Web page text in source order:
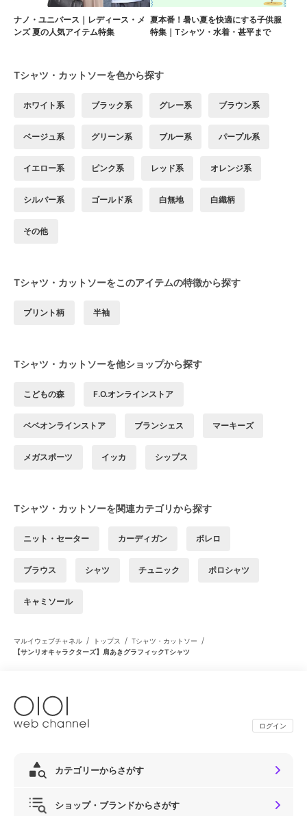
ナノ・ユニバース｜レディース・メ
ンズ 夏の人気アイテム特集
夏本番！暑い夏を快適にする子供服
特集｜Tシャツ・水着・甚平まで
Tシャツ・カットソーを色から探す
ホワイト系 ブラック系 グレー系 ブラウン系
ベージュ系 グリーン系 ブルー系 パープル系
イエロー系 ピンク系 レッド系 オレンジ系
シルバー系 ゴールド系 白無地 白織柄
その他
Tシャツ・カットソーをこのアイテムの特徴から探す
プリント柄 半袖
Tシャツ・カットソーを他ショップから探す
こどもの森 F.O.オンラインストア
ベベオンラインストア ブランシェス マーキーズ
メガスポーツ イッカ シップス
Tシャツ・カットソーを関連カテゴリから探す
ニット・セーター カーディガン ボレロ
ブラウス シャツ チュニック ポロシャツ
キャミソール
マルイウェブチャネル / トップス / Tシャツ・カットソー /
【サンリオキャラクターズ】肩あきグラフィックTシャツ
ログイン
カテゴリーからさがす
ショップ・ブランドからさがす